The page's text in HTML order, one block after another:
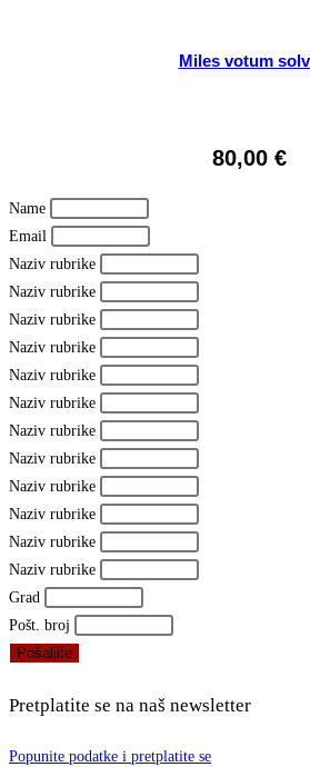
Miles votum
80,00 €
Name
Email
Naziv rubrike
Naziv rubrike
Naziv rubrike
Naziv rubrike
Naziv rubrike
Naziv rubrike
Naziv rubrike
Naziv rubrike
Naziv rubrike
Naziv rubrike
Naziv rubrike
Naziv rubrike
Grad
Pošt. broj
Pošaljite
Pretplatite se na naš newsletter
Popunite podatke i pretplatite se